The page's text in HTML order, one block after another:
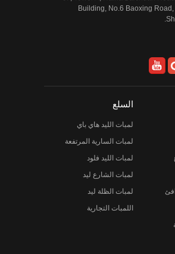
Building, No.6 Baoxing Road,
السلع
لمبات الليد هاي باي
لمبات السارية المرتفعة
لمبات الليد فلود
لمبات الشارع ليد
لمبات الظلة ليد
اللمبات التجارية